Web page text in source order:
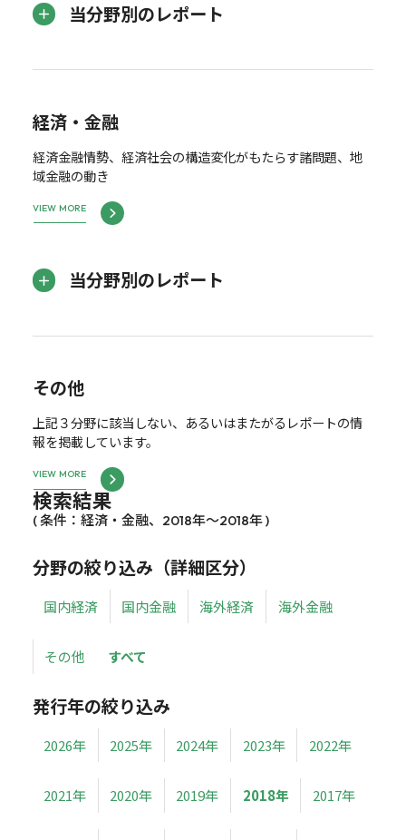
当分野別のレポート
経済・金融
経済金融情勢、経済社会の構造変化がもたらす諸問題、地
域金融の動き
VIEW MORE
当分野別のレポート
その他
上記３分野に該当しない、あるいはまたがるレポートの情
報を掲載しています。
VIEW MORE
検索結果
( 条件：経済・金融、2018年～2018年 )
分野の絞り込み（詳細区分）
国内経済 国内金融 海外経済 海外金融
その他 すべて
発行年の絞り込み
2026年 2025年 2024年 2023年 2022年
2021年 2020年 2019年 2018年 2017年